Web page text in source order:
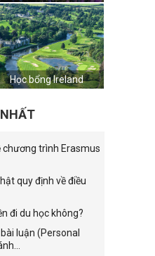
Học bổng Ireland
chương trình Erasmus
quy định về điều
đi du học không?
luận (Personal